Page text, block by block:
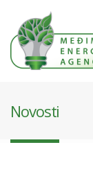
Novosti